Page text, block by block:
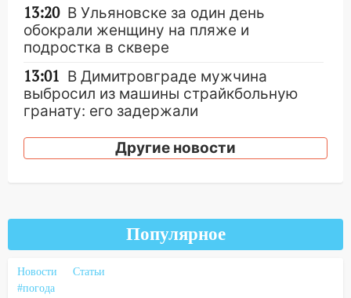
13:20 В Ульяновске за один день
обокрали женщину на пляже и
подростка в сквере
13:01 В Димитровграде мужчина
выбросил из машины страйкбольную
гранату: его задержали
12:34 На Ульяновскую область
надвигается сильнейшая непогода: град
из Европы и потерял 760 тысяч рублей
12:20 В Чердаклинском районе
столкнулись «Лада» и Chevrolet:
пострадал 14-летний подросток
Другие новости
Популярное
Новости
Статьи
#погода